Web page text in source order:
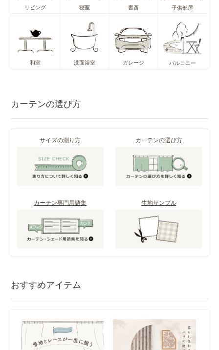
リビング 寝室 書斎 子供部屋
和室 洗面浴室 ガレージ バルコニー
カーテンの選び方
サイズの測り方 カーテンの選び方
カーテン専門用語集 生地サンプル
おすすめアイテム